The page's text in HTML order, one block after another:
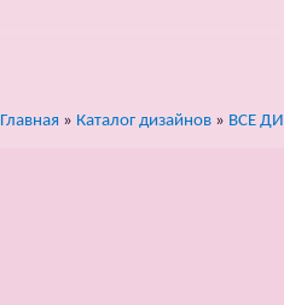
Главная » Каталог дизайнов » ВСЕ